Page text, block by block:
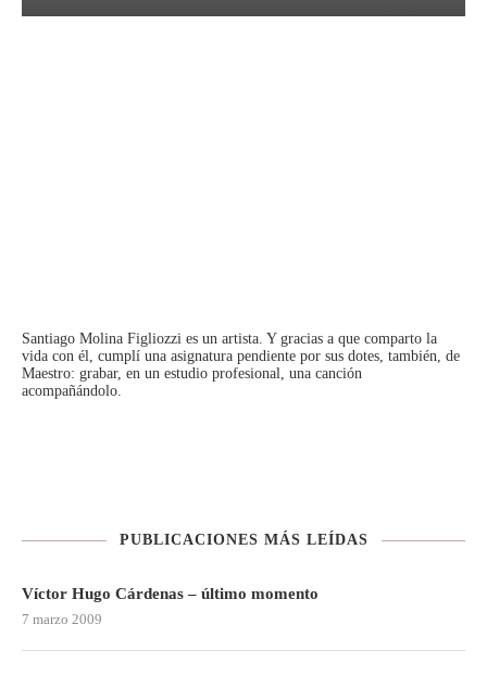
Santiago Molina Figliozzi es un artista. Y gracias a que comparto la
vida con él, cumplí una asignatura pendiente por sus dotes, también, de
Maestro: grabar, en un estudio profesional, una canción
acompañándolo.
PUBLICACIONES MÁS LEÍDAS
Víctor Hugo Cárdenas – último momento
7 marzo 2009